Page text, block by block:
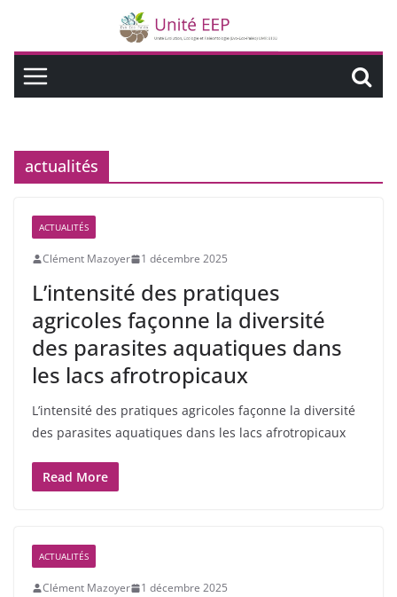
actualités
ACTUALITÉS
Clément Mazoyer 1 décembre 2025
L’intensité des pratiques
agricoles façonne la diversité
des parasites aquatiques dans
les lacs afrotropicaux
L’intensité des pratiques agricoles façonne la diversité
des parasites aquatiques dans les lacs afrotropicaux
Read More
ACTUALITÉS
Clément Mazoyer 1 décembre 2025